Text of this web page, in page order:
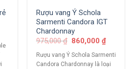
Rượu vang Ý Schola
Sarmenti Candora IGT
Chardonnay
975,000₫ 860,000₫
Rượu vang Ý Schola Sarmenti
Candora Chardonnay là loại